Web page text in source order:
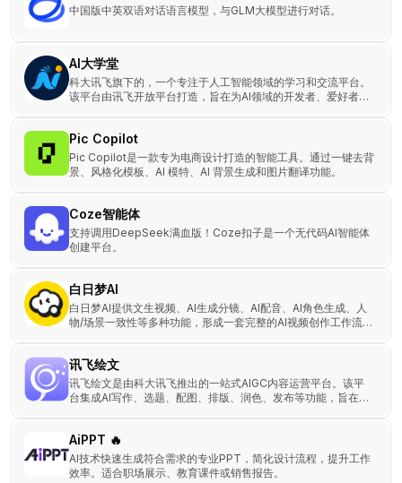
中国版中英双语对话语言模型，与GLM大模型进行对话。
AI大学堂
科大讯飞旗下的，一个专注于人工智能领域的学习和交流平台。
该平台由讯飞开放平台打造，旨在为AI领域的开发者、爱好者以
Pic Copilot
Pic Copilot是一款专为电商设计打造的智能工具。通过一键去背
景、风格化模板、AI 模特、AI 背景生成和图片翻译功能。
Coze智能体
支持调用DeepSeek满血版！Coze扣子是一个无代码AI智能体
创建平台。
白日梦AI
白日梦AI提供文生视频、AI生成分镜、AI配音、AI角色生成、人
物/场景一致性等多种功能，形成一套完整的AI视频创作工作流，
讯飞绘文
讯飞绘文是由科大讯飞推出的一站式AIGC内容运营平台。该平
台集成AI写作、选题、配图、排版、润色、发布等功能，旨在帮
AiPPT 🔥
AI技术快速生成符合需求的专业PPT，简化设计流程，提升工作
效率。适合职场展示、教育课件或销售报告。